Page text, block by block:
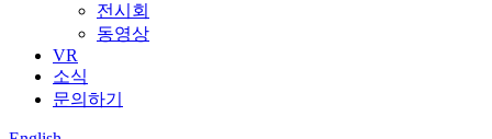
전시회
동영상
VR
소식
문의하기